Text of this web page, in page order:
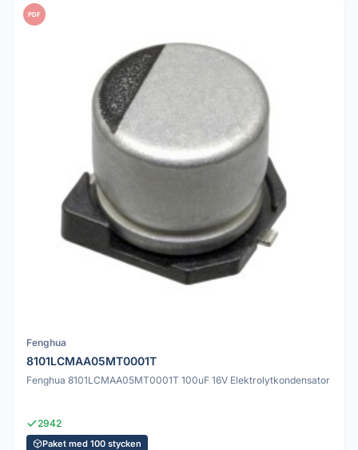
PDF
Fenghua
8101LCMAA05MT0001T
Fenghua 8101LCMAA05MT0001T 100uF 16V Elektrolytkondensator
2942
Paket med 100 stycken